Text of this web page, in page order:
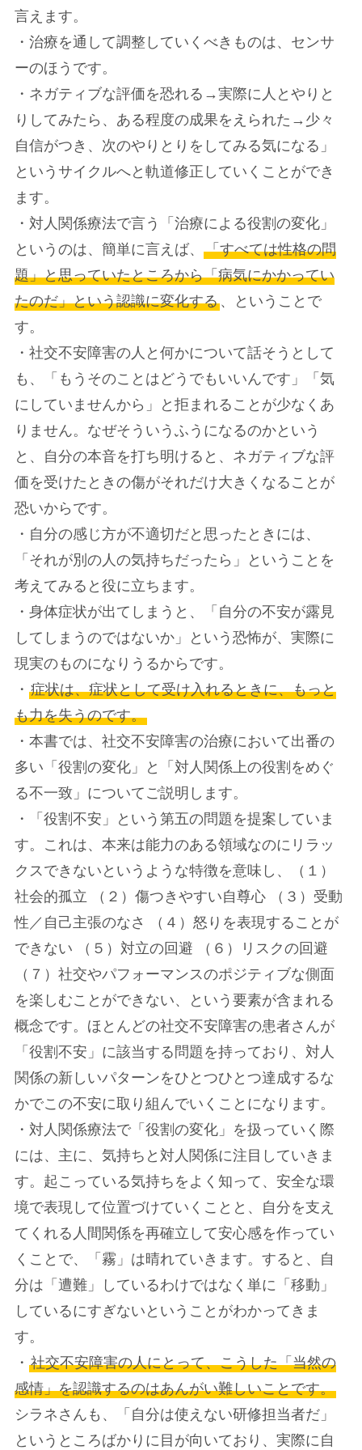
言えます。
・治療を通して調整していくべきものは、センサ
ーのほうです。
・ネガティブな評価を恐れる→実際に人とやりと
りしてみたら、ある程度の成果をえられた→少々
自信がつき、次のやりとりをしてみる気になる」
というサイクルへと軌道修正していくことができ
ます。
・対人関係療法で言う「治療による役割の変化」
というのは、簡単に言えば、 「すべては性格の問
題」と思っていたところから「病気にかかってい
たのだ」という認識に変化する、ということで
す。
・社交不安障害の人と何かについて話そうとして
も、「もうそのことはどうでもいいんです」「気
にしていませんから」と拒まれることが少なくあ
りません。なぜそういうふうになるのかという
と、自分の本音を打ち明けると、ネガティブな評
価を受けたときの傷がそれだけ大きくなることが
恐いからです。
・自分の感じ方が不適切だと思ったときには、
「それが別の人の気持ちだったら」ということを
考えてみると役に立ちます。
・身体症状が出てしまうと、「自分の不安が露見
してしまうのではないか」という恐怖が、実際に
現実のものになりうるからです。
・ 症状は、症状として受け入れるときに、もっと
も力を失うのです。
・本書では、社交不安障害の治療において出番の
多い「役割の変化」と「対人関係上の役割をめぐ
る不一致」についてご説明します。
・「役割不安」という第五の問題を提案していま
す。これは、本来は能力のある領域なのにリラッ
クスできないというような特徴を意味し、（１）
社会的孤立 （２）傷つきやすい自尊心 （３）受動
性／自己主張のなさ （４）怒りを表現することが
できない （５）対立の回避 （６）リスクの回避
（７）社交やパフォーマンスのポジティブな側面
を楽しむことができない、という要素が含まれる
概念です。ほとんどの社交不安障害の患者さんが
「役割不安」に該当する問題を持っており、対人
関係の新しいパターンをひとつひとつ達成するな
かでこの不安に取り組んでいくことになります。
・対人関係療法で「役割の変化」を扱っていく際
には、主に、気持ちと対人関係に注目していきま
す。起こっている気持ちをよく知って、安全な環
境で表現して位置づけていくことと、自分を支え
てくれる人間関係を再確立して安心感を作ってい
くことで、「霧」は晴れていきます。すると、自
分は「遭難」しているわけではなく単に「移動」
しているにすぎないということがわかってきま
す。
・ 社交不安障害の人にとって、こうした「当然の
感情」を認識するのはあんがい難しいことです。
シラネさんも、「自分は使えない研修担当者だ」
というところばかりに目が向いており、実際に自